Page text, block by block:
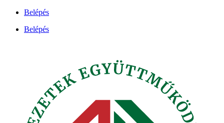
Ugrás
tartalomhoz
Belépés
Belépés